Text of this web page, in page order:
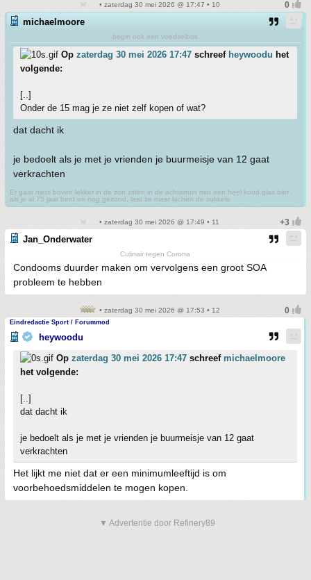
• zaterdag 30 mei 2026 @ 17:47 • 10
michaelmoore
begin ook een voedselbos
Op zaterdag 30 mei 2026 17:47 schreef heywoodu het
volgende:
[..]
Onder de 15 mag je ze niet zelf kopen of wat?
dat dacht ik
je bedoelt als je met je vrienden je buurmeisje van 12 gaat
verkrachten
Er gaat niets boven lekker in de zon zitten in de achtertuin met een heel koud glas bier ,
als je al 75 jaar bent en nog gezond, laat ze maar lachen de sukkels
• zaterdag 30 mei 2026 @ 17:49 • 11
Jan_Onderwater
Culinair tegen Corona
Condooms duurder maken om vervolgens een groot SOA
probleem te hebben
• zaterdag 30 mei 2026 @ 17:53 • 12
Eindredactie Sport / Forummod
heywoodu
Op zaterdag 30 mei 2026 17:47 schreef michaelmoore
het volgende:
[..]
dat dacht ik
je bedoelt als je met je vrienden je buurmeisje van 12 gaat
verkrachten
Het lijkt me niet dat er een minimumleeftijd is om
voorbehoedsmiddelen te mogen kopen.
▼ Advertentie door Refinery89